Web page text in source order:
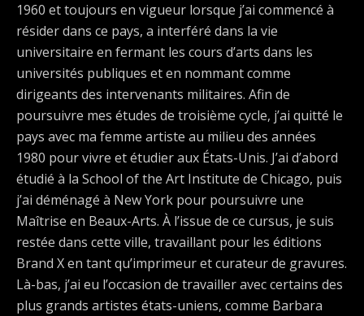
1960 et toujours en vigueur lorsque j’ai commencé à
résider dans ce pays, a interféré dans la vie
universitaire en fermant les cours d’arts dans les
universités publiques et en nommant comme
dirigeants des intervenants militaires. Afin de
poursuivre mes études de troisième cycle, j’ai quitté le
pays avec ma femme artiste au milieu des années
1980 pour vivre et étudier aux États-Unis. J’ai d’abord
étudié à la School of the Art Institute de Chicago, puis
j’ai déménagé à New York pour poursuivre une
Maîtrise en Beaux-Arts. À l’issue de ce cursus, je suis
restée dans cette ville, travaillant pour les éditions
Brand X en tant qu’imprimeur et curateur de gravures.
Là-bas, j’ai eu l’occasion de travailler avec certains des
plus grands artistes états-uniens, comme Barbara